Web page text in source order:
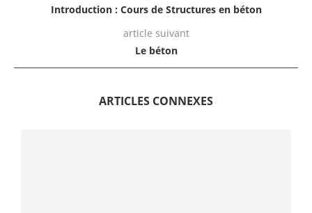
Introduction : Cours de Structures en béton
article suivant
Le béton
ARTICLES CONNEXES